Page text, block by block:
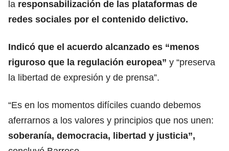
la responsabilización de las plataformas de
redes sociales por el contenido delictivo.
Indicó que el acuerdo alcanzado es “menos
riguroso que la regulación europea” y “preserva
la libertad de expresión y de prensa”.
“Es en los momentos difíciles cuando debemos
aferrarnos a los valores y principios que nos unen:
soberanía, democracia, libertad y justicia”,